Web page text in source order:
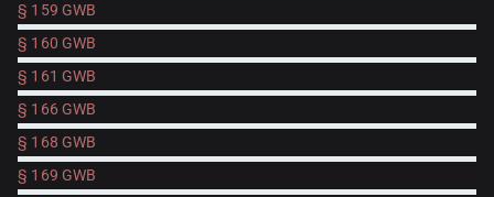
§ 159 GWB
§ 160 GWB
§ 161 GWB
§ 166 GWB
§ 168 GWB
§ 169 GWB